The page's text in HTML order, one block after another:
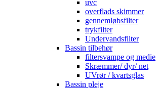
uvc
overflads skimmer
gennemløbsfilter
trykfilter
Undervandsfilter
Bassin tilbehør
filtersvampe og medie
Skræmmer/ dyr/ net
UVrør / kvartsglas
Bassin pleje